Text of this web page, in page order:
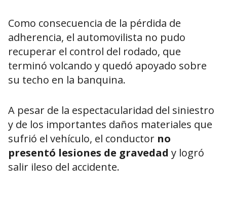
Como consecuencia de la pérdida de
adherencia, el automovilista no pudo
recuperar el control del rodado, que
terminó volcando y quedó apoyado sobre
su techo en la banquina.
A pesar de la espectacularidad del siniestro
y de los importantes daños materiales que
sufrió el vehículo, el conductor no
presentó lesiones de gravedad y logró
salir ileso del accidente.